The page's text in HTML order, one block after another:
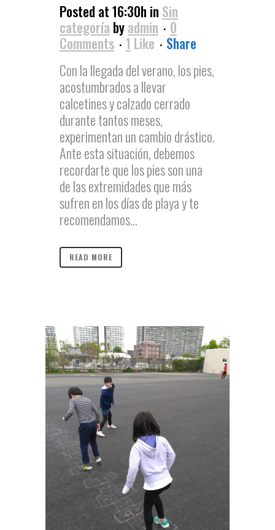
Posted at 16:30h in Sin
categoría byadmin
0
Comments 1 Like
Share
Con la llegada del verano, los pies,
acostumbrados a llevar
calcetines y calzado cerrado
durante tantos meses,
experimentan un cambio drástico.
Ante esta situación, debemos
recordarte que los pies son una
de las extremidades que más
sufren en los días de playa y te
recomendamos...
READ MORE